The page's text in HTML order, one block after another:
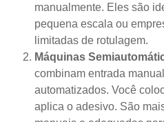
manualmente. Eles são
pequena escala ou
limitadas de rotulagem.
Máquinas
combinam entrada
automatizados. Você
aplica o adesivo. São